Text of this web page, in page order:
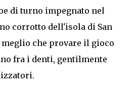
di turno impegnato nel
corrotto dell'isola di San
che provare il gioco
fra i denti, gentilmente